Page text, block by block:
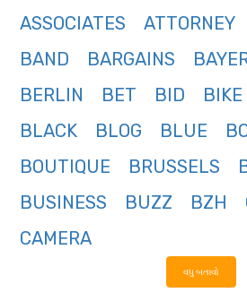
ASSOCIATES
ATTORNEY
BAND
BARGAINS
BERLIN
BET BID BIKE
BLACK
BLOG BLUE
BOUTIQUE
BRUSSELS
BUSINESS
BUZZ BZH
CAMERA
વધુ બતાવો